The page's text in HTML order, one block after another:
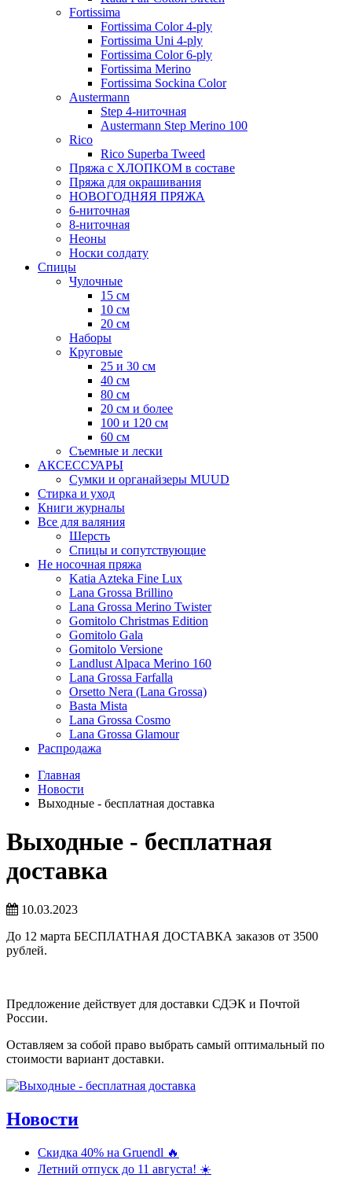
Fortissima
Fortissima Color 4-ply
Fortissima Uni 4-ply
Fortissima Color 6-ply
Fortissima Merino
Fortissima Sockina Color
Austermann
Step 4-ниточная
Austermann Step Merino 100
Rico
Rico Superba Tweed
Пряжа с ХЛОПКОМ в составе
Пряжа для окрашивания
НОВОГОДНЯЯ ПРЯЖА
6-ниточная
8-ниточная
Неоны
Носки солдату
Спицы
Чулочные
15 см
10 см
20 см
Наборы
Круговые
25 и 30 см
40 см
80 см
20 см и более
100 и 120 см
60 см
Съемные и лески
АКСЕССУАРЫ
Сумки и органайзеры MUUD
Стирка и уход
Книги журналы
Все для валяния
Шерсть
Спицы и сопутствующие
Не носочная пряжа
Katia Azteka Fine Lux
Lana Grossa Brillino
Lana Grossa Merino Twister
Gomitolo Christmas Edition
Gomitolo Gala
Gomitolo Versione
Landlust Alpaca Merino 160
Lana Grossa Farfalla
Orsetto Nera (Lana Grossa)
Basta Mista
Lana Grossa Cosmo
Lana Grossa Glamour
Распродажа
Главная
Новости
Выходные - бесплатная доставка
Выходные - бесплатная
доставка
10.03.2023
До 12 марта БЕСПЛАТНАЯ ДОСТАВКА заказов от 3500
рублей.
Предложение действует для доставки СДЭК и Почтой
России.
Оставляем за собой право выбрать самый оптимальный по
стоимости вариант доставки.
Новости
Скидка 40% на Gruendl 🔥
Летний отпуск до 11 августа! ☀️